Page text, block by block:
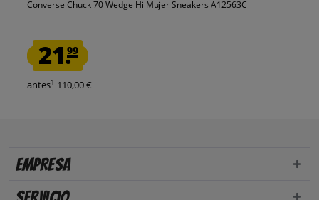
Converse Chuck 70 Wedge Hi Mujer Sneakers A12563C
21.99
antes1 110,00 €
Empresa